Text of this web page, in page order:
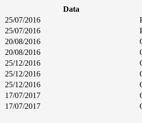
Data
25/07/2016
25/07/2016
20/08/2016
20/08/2016
25/12/2016
25/12/2016
25/12/2016
17/07/2017
17/07/2017